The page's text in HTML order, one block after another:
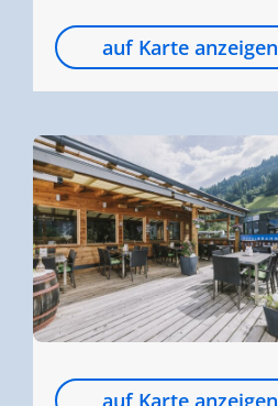
auf Karte anzeigen
auf Karte anzeigen